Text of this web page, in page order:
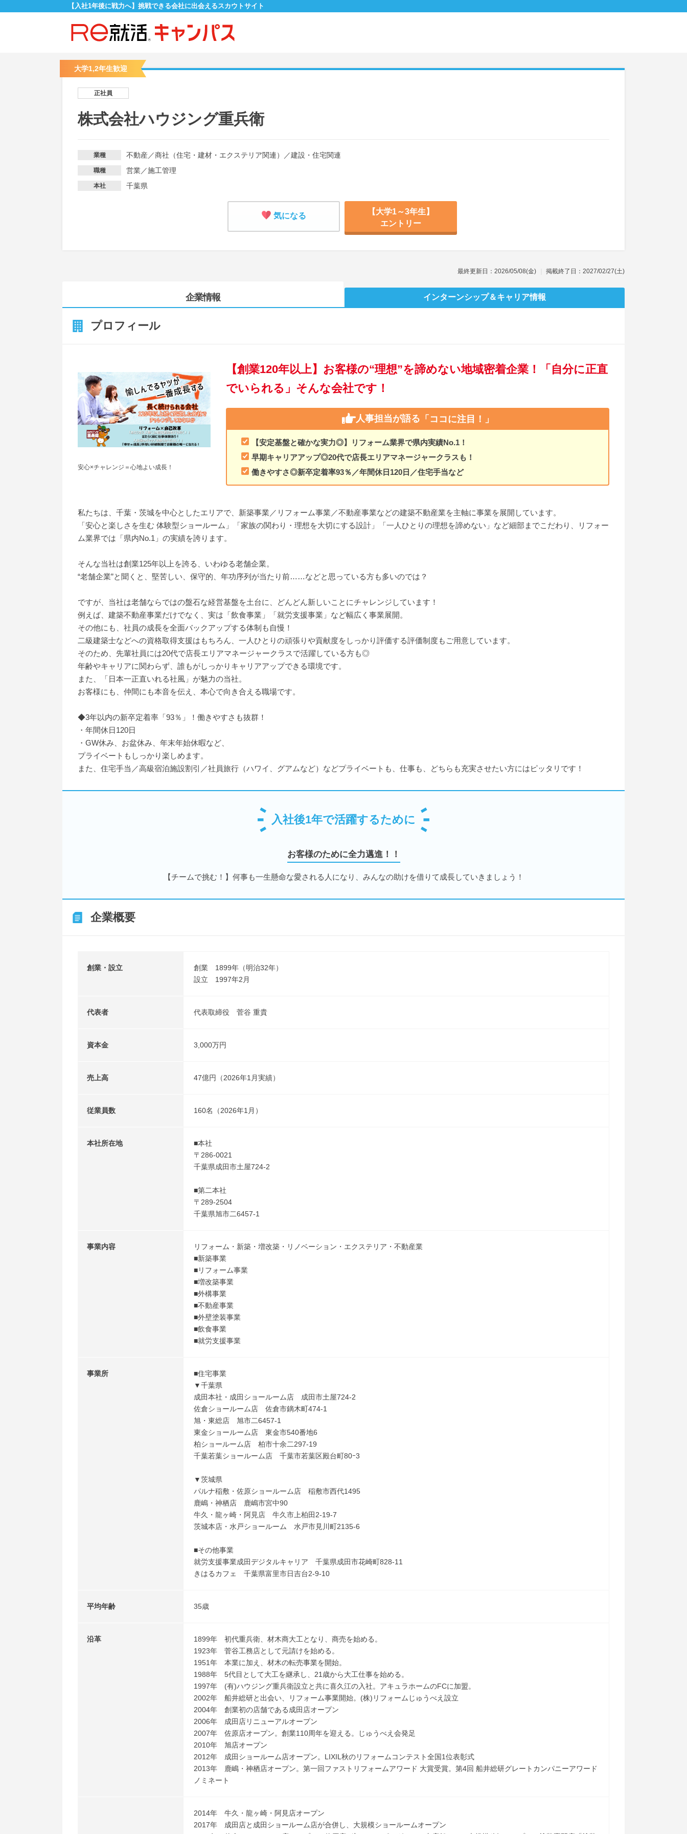
【入社1年後に戦力へ】挑戦できる会社に出会えるスカウトサイト
大学1,2年生歓迎
正社員
株式会社ハウジング重兵衛
業種 不動産／商社（住宅・建材・エクステリア関連） ／建設・住宅関連
職種 営業／施工管理
本社 千葉県
気になる
【大学1～3年生】
エントリー
最終更新日：2026/05/08(金) 掲載終了日：2027/02/27(土)
企業情報 インターンシップ＆キャリア情報
プロフィール
【創業120年以上】お客様の“理想”を諦めない地域密着企業！「自分に正直
でいられる」そんな会社です！
人事担当が語る 「ココに注目！」
【安定基盤と確かな実力◎】リフォーム業界で県内実績No.1！
早期キャリアアップ◎20代で店長エリアマネージャークラスも！
働きやすさ◎新卒定着率93％／年間休日120日／住宅手当など
安心×チャレンジ＝心地よい成長！
私たちは、千葉・茨城を中心としたエリアで、新築事業／リフォーム事業／不動産事業などの建築不動産業を主軸に事業を展開しています。
「安心と楽しさを生む 体験型ショールーム」「家族の関わり・理想を大切にする設計」「一人ひとりの理想を諦めない」など細部までこだわり、リフォー
ム業界では「県内No.1」の実績を誇ります。
そんな当社は創業125年以上を誇る、いわゆる老舗企業。
“老舗企業”と聞くと、堅苦しい、保守的、年功序列が当たり前……などと思っている方も多いのでは？
ですが、当社は老舗ならではの盤石な経営基盤を土台に、どんどん新しいことにチャレンジしています！
例えば、建築不動産事業だけでなく、実は「飲食事業」「就労支援事業」など幅広く事業展開。
その他にも、社員の成長を全面バックアップする体制も自慢！
二級建築士などへの資格取得支援はもちろん、一人ひとりの頑張りや貢献度をしっかり評価する評価制度もご用意しています。
そのため、先輩社員には20代で店長エリアマネージャークラスで活躍している方も◎
年齢やキャリアに関わらず、誰もがしっかりキャリアアップできる環境です。
また、「日本一正直いれる社風」が魅力の当社。
お客様にも、仲間にも本音を伝え、本心で向き合える職場です。
◆3年以内の新卒定着率「93％」！働きやすさも抜群！
・年間休日120日
・GW休み、お盆休み、年末年始休暇など、
プライベートもしっかり楽しめます。
また、住宅手当／高級宿泊施設割引／社員旅行（ハワイ、グアムなど）などプライベートも、仕事も、どちらも充実させたい方にはピッタリです！
入社後1年で活躍するために
お客様のために全力邁進！！
【チームで挑む！】何事も一生懸命な愛される人になり、みんなの助けを借りて成長していきましょう！
企業概要
創業・設立
創業 1899年（明治32年）
設立 1997年2月
代表者 代表取締役 菅谷 重貴
資本金 3,000万円
売上高 47億円（2026年1月実績）
従業員数 160名（2026年1月）
本社所在地
■本社
〒286-0021
千葉県成田市土屋724-2
■第二本社
〒289-2504
千葉県旭市二6457-1
事業内容
リフォーム・新築・増改築・リノベーション・エクステリア・不動産業
■新築事業
■リフォーム事業
■増改築事業
■外構事業
■不動産事業
■外壁塗装事業
■飲食事業
■就労支援事業
事業所
■住宅事業
▼千葉県
成田本社・成田ショールーム店 成田市土屋724-2
佐倉ショールーム店 佐倉市鏑木町474-1
旭・東総店 旭市二6457-1
東金ショールーム店 東金市540番地6
柏ショールーム店 柏市十余二297-19
千葉若葉ショールーム店 千葉市若葉区殿台町80ｰ3
▼茨城県
パルナ稲敷・佐原ショールーム店 稲敷市西代1495
鹿嶋・神栖店 鹿嶋市宮中90
牛久・龍ヶ崎・阿見店 牛久市上柏田2-19-7
茨城本店・水戸ショールーム 水戸市見川町2135-6
■その他事業
就労支援事業成田デジタルキャリア 千葉県成田市花崎町828-11
きはるカフェ 千葉県富里市日吉台2-9-10
平均年齢 35歳
沿革
1899年 初代重兵衛、材木商大工となり、商売を始める。
1923年 菅谷工務店として元請けを始める。
1951年 本業に加え、材木の転売事業を開始。
1988年 5代目として大工を継承し、21歳から大工仕事を始める。
1997年 (有)ハウジング重兵衛設立と共に喜久江の入社。アキュラホームのFCに加盟。
2002年 船井総研と出会い、リフォーム事業開始。(株)リフォームじゅうべえ設立
2004年 創業初の店舗である成田店オープン
2006年 成田店リニューアルオープン
2007年 佐原店オープン。創業110周年を迎える。じゅうべえ会発足
2010年 旭店オープン
2012年 成田ショールーム店オープン。LIXIL秋のリフォームコンテスト全国1位表彰式
2013年 鹿嶋・神栖店オープン。第一回ファストリフォームアワード 大賞受賞。第4回 船井総研グレートカンパニーアワード
ノミネート
2014年 牛久・龍ヶ崎・阿見店オープン
2017年 成田店と成田ショールーム店が合併し、大規模ショールームオープン